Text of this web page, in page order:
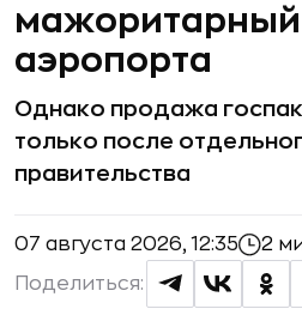
аэропорта
Однако продажа
только после
правительства
07 августа 2026, 12:35 2
Поделиться: